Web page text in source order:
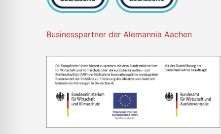
Businesspartner der Alemannia Aachen